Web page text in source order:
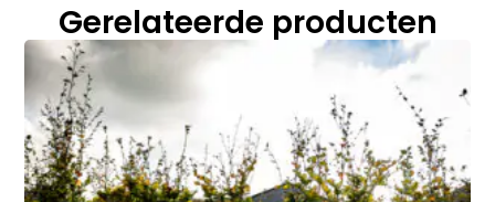
Gerelateerde producten